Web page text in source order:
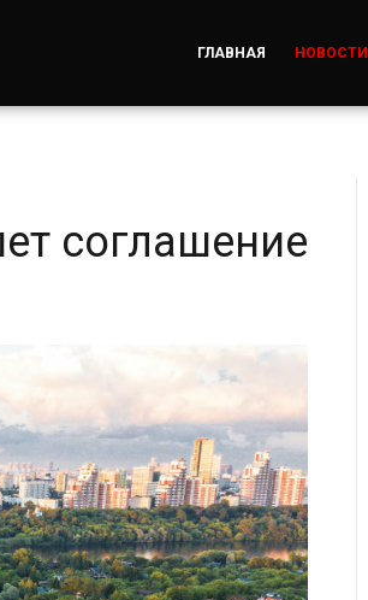
ГЛАВНАЯ НОВОСТИ
соглашение